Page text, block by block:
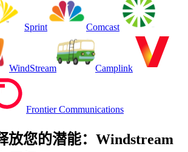
Sprint Comcast
WindStream Camplink
Frontier Communications
放您的潜能：Windstream